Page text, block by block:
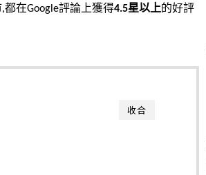
都在Google評論上獲得4.5星以上的好評
收合